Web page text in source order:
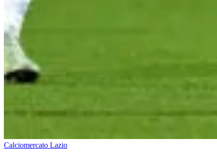
Calciomercato Lazio